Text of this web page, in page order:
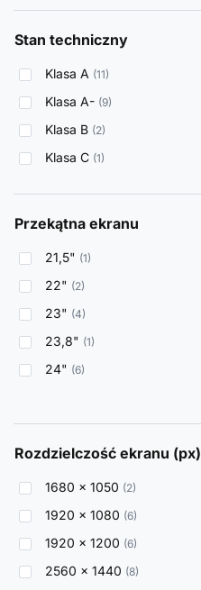
Stan techniczny
Klasa A 11
Klasa A- 9
Klasa B 2
Klasa C 1
Przekątna ekranu
21,5" 1
22" 2
23" 4
23,8" 1
24" 6
Rozdzielczość ekranu (px)
1680 x 1050 2
1920 x 1080 6
1920 x 1200 6
2560 x 1440 8